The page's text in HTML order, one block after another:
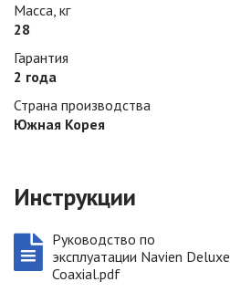
Масса, кг
28
Гарантия
2 года
Страна производства
Южная Корея
Инструкции
Руководство по
эксплуатации Navien Deluxe
Coaxial.pdf